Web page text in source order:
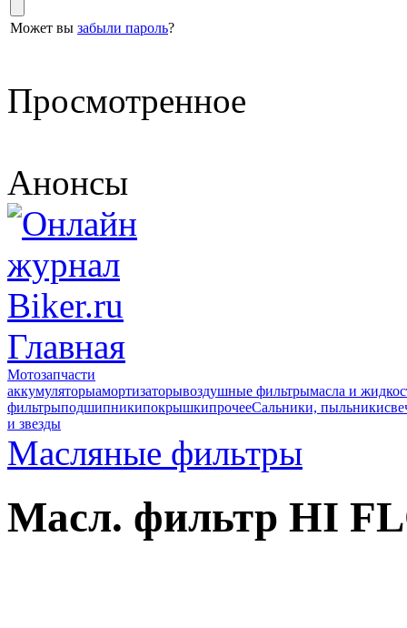
Может вы забыли пароль?
Просмотренное
Анонсы
Главная
Мотозапчасти
аккумуляторыамортизаторывоздушные фильтрымасла и
фильтрыподшипникипокрышкипрочееСальники, пыльники
и звезды
Масляные фильтры
Масл. фильтр HI